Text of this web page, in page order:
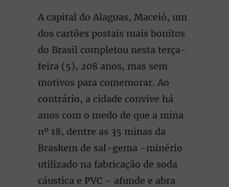
A capital do Alagoas, Maceió, um
dos cartões postais mais bonitos
do Brasil completou nesta terça-
feira (5), 208 anos, mas sem
motivos para comemorar. Ao
contrário, a cidade convive há
anos com o medo de que a mina
nº 18, dentre as 35 minas da
Braskem de sal-gema -minério
utilizado na fabricação de soda
cáustica e PVC - afunde e abra